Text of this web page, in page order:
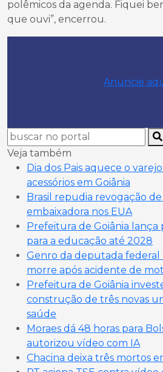
polêmicos da agenda. Fiquei
que ouvi”, encerrou.
Anuncie
Veja também
Dia dos Pais aquece o
acessórios em Goiânia
Brasil repudia revogação
embaixadora nos EUA
Prefeitura de Goiânia lança
para a educação até 2028
Genro da deputada federal
morre após acidente de
Prefeitura de Goiânia
construção de três novas
saúde
Moraes dá 48 horas para
autorizou vídeo com IA
Chacina deixa três mortos